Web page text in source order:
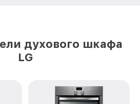
духового шкафа
LG